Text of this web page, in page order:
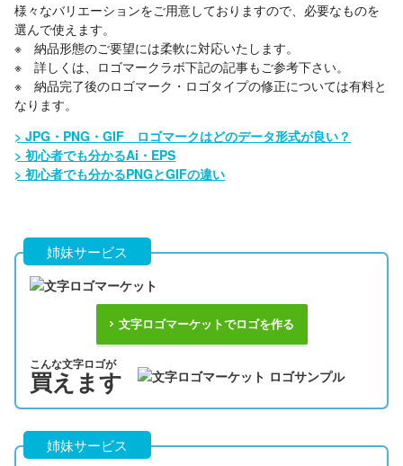
様々なバリエーションをご用意しておりますので、必要なものを
選んで使えます。
※ 納品形態のご要望には柔軟に対応いたします。
※ 詳しくは、ロゴマークラボ下記の記事もご参考下さい。
※ 納品完了後のロゴマーク・ロゴタイプの修正については有料と
なります。
JPG・PNG・GIF ロゴマークはどのデータ形式が良い？
初心者でも分かるAi・EPS
初心者でも分かるPNGとGIFの違い
姉妹サービス
文字ロゴマーケットでロゴを作る
こんな文字ロゴが
買えます
姉妹サービス